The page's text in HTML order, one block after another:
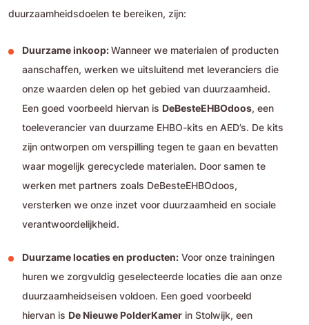
duurzaamheidsdoelen te bereiken, zijn:
Duurzame inkoop:Wanneer we materialen of producten
aanschaffen, werken we uitsluitend met leveranciers die
onze waarden delen op het gebied van duurzaamheid.
Een goed voorbeeld hiervan is DeBesteEHBOdoos, een
toeleverancier van duurzame EHBO-kits en AED’s. De kits
zijn ontworpen om verspilling tegen te gaan en bevatten
waar mogelijk gerecyclede materialen. Door samen te
werken met partners zoals DeBesteEHBOdoos,
versterken we onze inzet voor duurzaamheid en sociale
verantwoordelijkheid.
Duurzame locaties en producten: Voor onze trainingen
huren we zorgvuldig geselecteerde locaties die aan onze
duurzaamheidseisen voldoen. Een goed voorbeeld
hiervan is De Nieuwe PolderKamer in Stolwijk, een